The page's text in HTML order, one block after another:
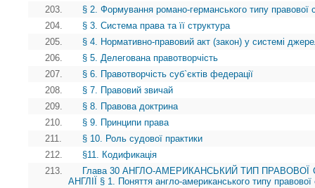
203.
§ 2. Формування романо-германського типу правової
204.
§ 3. Система права та її структура
205.
§ 4. Нормативно-правовий акт (закон) у системі
206.
§ 5. Делегована правотворчість
207.
§ 6. Правотворчість суб`єктів федерації
208.
§ 7. Правовий звичай
209.
§ 8. Правова доктрина
210.
§ 9. Принципи права
211.
§ 10. Роль судової практики
212.
§11. Кодификація
213.
Глава 30 АНГЛО-АМЕРИКАНСЬКИЙ ТИП
АНГЛІЇ § 1. Поняття англо-американського типу